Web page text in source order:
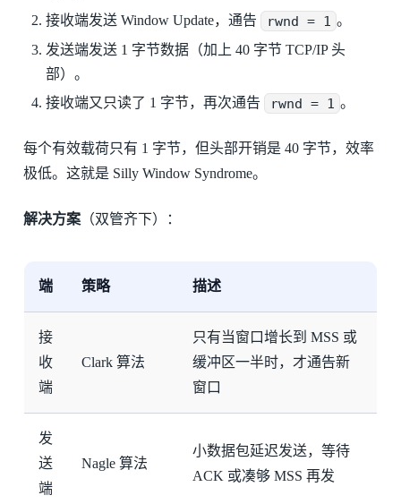
接收端发送 Window Update，通告
rwnd = 1 。
发送端发送 1 字节数据（加上 40 字节 TCP/IP 头
部）。
接收端又只读了 1 字节，再次通告
rwnd = 1 。
每个有效载荷只有 1 字节，但头部开销是 40 字节，效率
极低。这就是 Silly Window Syndrome。
解决方案（双管齐下）：
端 策略 描述
接
收
端
Clark 算法
只有当窗口增长到 MSS 或
缓冲区一半时，才通告新
窗口
发
送
端
Nagle 算法
小数据包延迟发送，等待
ACK 或凑够 MSS 再发